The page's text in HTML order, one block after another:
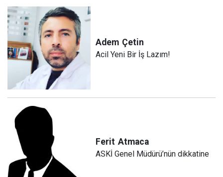
Adem Çetin
Acil Yeni Bir İş Lazım!
Ferit Atmaca
ASKİ Genel Müdürü’nün dikkatine